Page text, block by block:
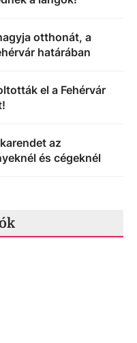
otthonát, a
határában
el a Fehérvár
az
és cégeknél